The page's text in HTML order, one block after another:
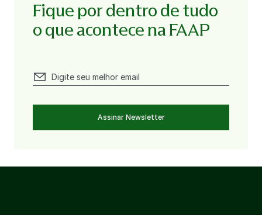
Fique por dentro de tudo
o que acontece na FAAP
Assinar Newsletter